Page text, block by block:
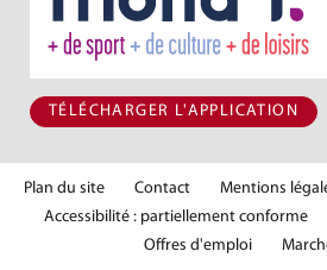
TÉLÉCHARGER L'APPLICATION
Plan du site Contact Mentions
Accessibilité : partiellement conforme
Offres d'emploi